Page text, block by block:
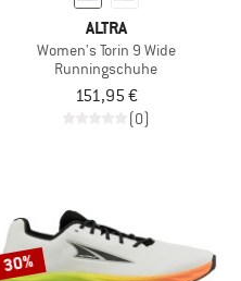
ALTRA
Women's Torin 9 Wide
Runningschuhe
151,95 €
(0)
30%